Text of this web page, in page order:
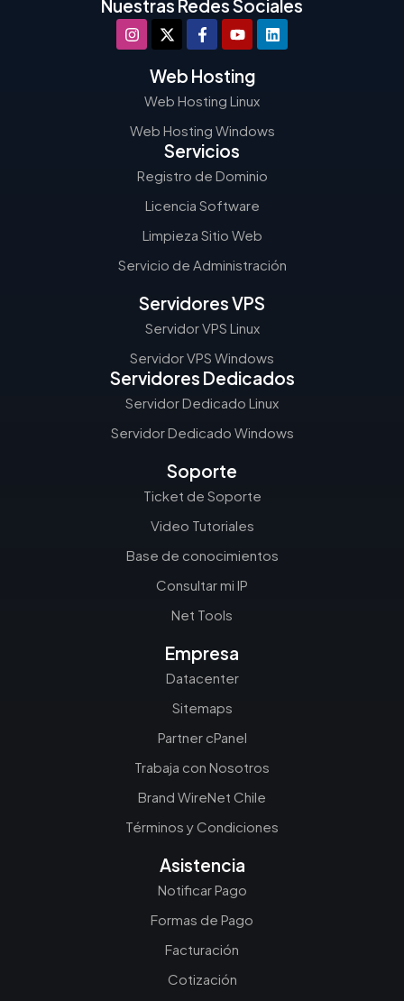
Nuestras Redes Sociales
Web Hosting
Web Hosting Linux
Web Hosting Windows
Servicios
Registro de Dominio
Licencia Software
Limpieza Sitio Web
Servicio de Administración
Servidores VPS
Servidor VPS Linux
Servidor VPS Windows
Servidores Dedicados
Servidor Dedicado Linux
Servidor Dedicado Windows
Soporte
Ticket de Soporte
Video Tutoriales
Base de conocimientos
Consultar mi IP
Net Tools
Empresa
Datacenter
Sitemaps
Partner cPanel
Trabaja con Nosotros
Brand WireNet Chile
Términos y Condiciones
Asistencia
Notificar Pago
Formas de Pago
Facturación
Cotización